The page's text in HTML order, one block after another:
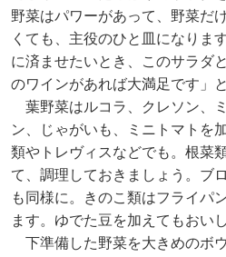
野菜はパワーがあって、野菜だ
くても、主役のひと皿になりま
に済ませたいとき、このサラダ
のワインがあれば大満足です」
葉野菜はルコラ、クレソン、
ン、じゃがいも、ミニトマトを
類やトレヴィスなどでも。根菜
て、調理しておきましょう。ブ
も同様に。きのこ類はフライパ
ます。ゆでた豆を加えてもおい
下準備した野菜を大きめのボ